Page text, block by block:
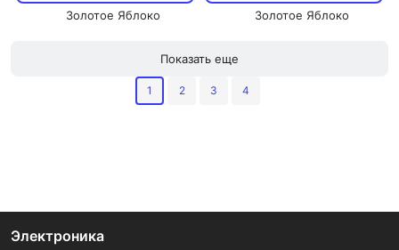
Золотое Яблоко
Золотое Яблоко
Показать еще
1 2 3 4
Электроника